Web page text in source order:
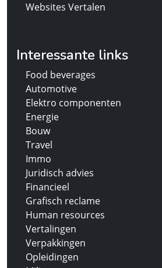
Websites Vertalen
Interessante links
Food beverages
Automotive
Elektro componenten
Energie
Bouw
Travel
Immo
Juridisch advies
Financieel
Grafisch reclame
Human resources
Vertalingen
Verpakkingen
Opleidingen